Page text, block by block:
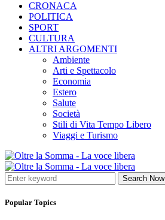
CRONACA
POLITICA
SPORT
CULTURA
ALTRI ARGOMENTI
Ambiente
Arti e Spettacolo
Economia
Estero
Salute
Società
Stili di Vita Tempo Libero
Viaggi e Turismo
Search Now
Popular Topics